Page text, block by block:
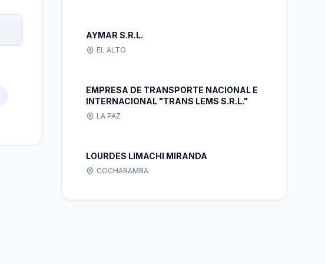
AYMAR S.R.L.
EL ALTO
EMPRESA DE TRANSPORTE NACIONAL E
INTERNACIONAL "TRANS LEMS S.R.L."
LA PAZ
LOURDES LIMACHI MIRANDA
COCHABAMBA